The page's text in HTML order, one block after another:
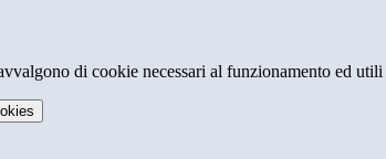
di cookie necessari al funzionamento ed